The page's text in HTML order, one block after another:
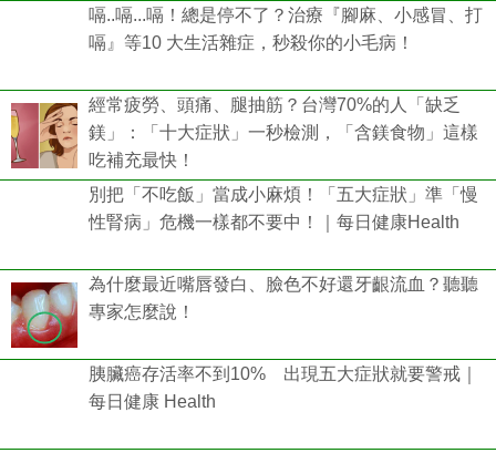
嗝..嗝...嗝！總是停不了？治療『腳麻、小感冒、打
嗝』等10 大生活雜症，秒殺你的小毛病！
經常疲勞、頭痛、腿抽筋？台灣70%的人「缺乏
鎂」：「十大症狀」一秒檢測，「含鎂食物」這樣
吃補充最快！
別把「不吃飯」當成小麻煩！「五大症狀」準「慢
性腎病」危機一樣都不要中！｜每日健康Health
為什麼最近嘴唇發白、臉色不好還牙齦流血？聽聽
專家怎麼說！
胰臟癌存活率不到10% 出現五大症狀就要警戒｜
每日健康 Health